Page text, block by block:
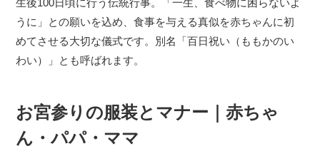
生後100日頃に行う伝統行事。「一生、食べ物に困らないよ
うに」との願いを込め、食事を与える真似を赤ちゃんに初
めてさせる大切な儀式です。別名「百日祝い（ももかのい
わい）」とも呼ばれます。
お宮参りの服装とマナー｜赤ちゃ
ん・パパ・ママ